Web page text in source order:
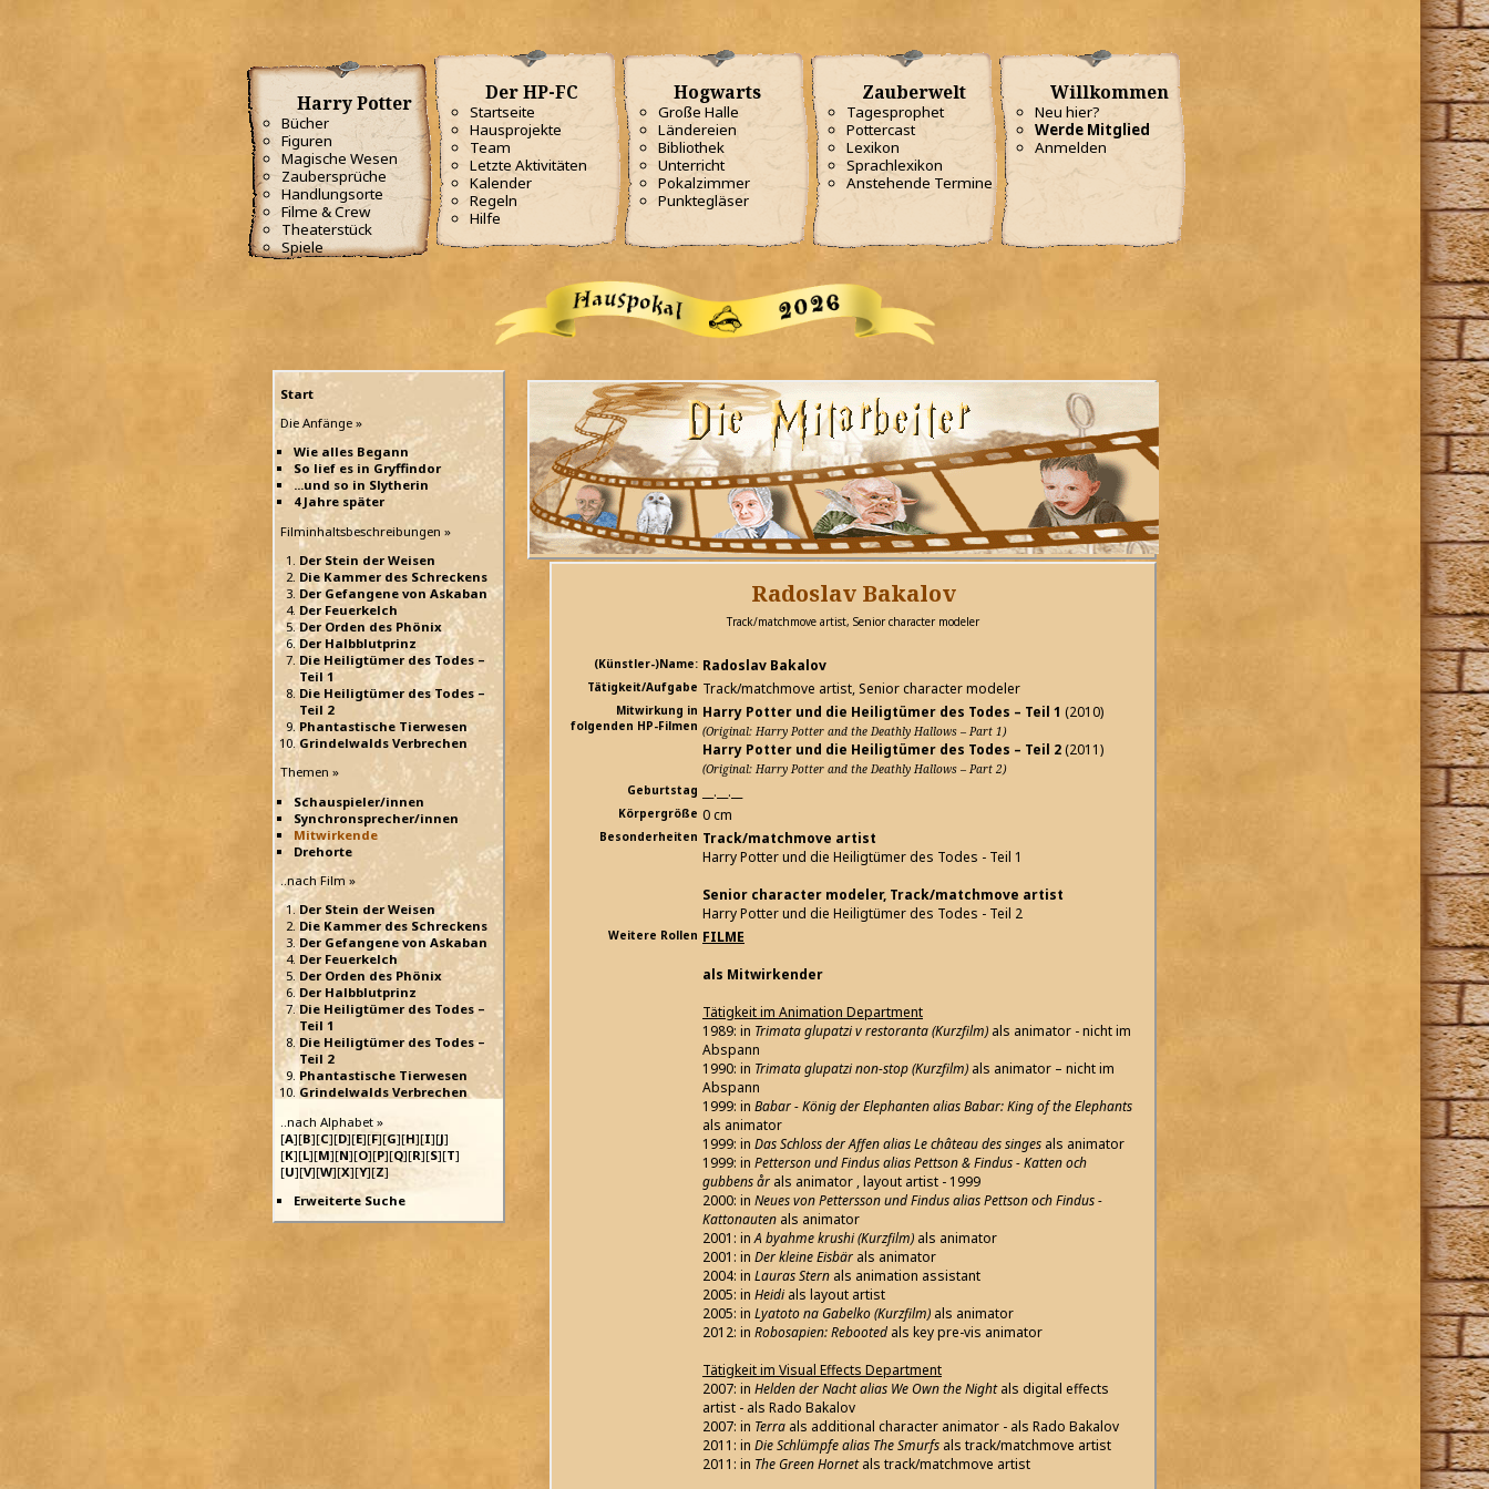
Harry Potter
Bücher
Figuren
Magische Wesen
Zaubersprüche
Handlungsorte
Filme & Crew
Theaterstück
Spiele
Der HP-FC
Startseite
Hausprojekte
Team
Letzte Aktivitäten
Kalender
Regeln
Hilfe
Hogwarts
Große Halle
Ländereien
Bibliothek
Unterricht
Pokalzimmer
Punktegläser
Zauberwelt
Tagesprophet
Pottercast
Lexikon
Sprachlexikon
Anstehende Termine
Willkommen
Neu hier?
Werde Mitglied
Anmelden
Start
Die Anfänge »
Wie alles Begann
So lief es in Gryffindor
...und so in Slytherin
4 Jahre später
Filminhaltsbeschreibungen »
Der Stein der Weisen
Die Kammer des Schreckens
Der Gefangene von Askaban
Der Feuerkelch
Der Orden des Phönix
Der Halbblutprinz
Die Heiligtümer des Todes –
Teil 1
Die Heiligtümer des Todes –
Teil 2
Phantastische Tierwesen
Grindelwalds Verbrechen
Themen »
Schauspieler/innen
Synchronsprecher/innen
Mitwirkende
Drehorte
..nach Film »
Der Stein der Weisen
Die Kammer des Schreckens
Der Gefangene von Askaban
Der Feuerkelch
Der Orden des Phönix
Der Halbblutprinz
Die Heiligtümer des Todes –
Teil 1
Die Heiligtümer des Todes –
Teil 2
Phantastische Tierwesen
Grindelwalds Verbrechen
..nach Alphabet »
[A][B][C][D][E][F][G][H][I][J]
[K][L][M][N][O][P][Q][R][S][T]
[U][V][W][X][Y][Z]
Erweiterte Suche
Radoslav Bakalov
Track/matchmove artist, Senior character modeler
(Künstler-)Name: Radoslav Bakalov
Tätigkeit/Aufgabe Track/matchmove artist, Senior character modeler
Mitwirkung in
folgenden HP-Filmen
Harry Potter und die Heiligtümer des Todes – Teil 1 (2010)
(Original: Harry Potter and the Deathly Hallows – Part 1)
Harry Potter und die Heiligtümer des Todes – Teil 2(2011)
(Original: Harry Potter and the Deathly Hallows – Part 2)
Geburtstag
__.__.__
Körpergröße 0 cm
Besonderheiten Track/matchmove artist
Harry Potter und die Heiligtümer des Todes - Teil 1
Senior character modeler, Track/matchmove artist
Harry Potter und die Heiligtümer des Todes - Teil 2
Weitere Rollen FILME
als Mitwirkender
Tätigkeit im Animation Department
1989: in Trimata glupatzi v restoranta (Kurzfilm) als animator - nicht im
Abspann
1990: in Trimata glupatzi non-stop (Kurzfilm) als animator – nicht im
Abspann
1999: in Babar - König der Elephanten alias Babar: King of the Elephants
als animator
1999: in Das Schloss der Affen alias Le château des singes als animator
1999: in Petterson und Findus alias Pettson & Findus - Katten och
gubbens år als animator , layout artist - 1999
2000: in Neues von Pettersson und Findus alias Pettson och Findus -
Kattonauten als animator
2001: inA byahme krushi (Kurzfilm) als animator
2001: in Der kleine Eisbär als animator
2004: in Lauras Stern als animation assistant
2005: in Heidi als layout artist
2005: in Lyatoto na Gabelko (Kurzfilm) als animator
2012: in Robosapien: Rebooted als key pre-vis animator
Tätigkeit im Visual Effects Department
2007: in Helden der Nacht alias We Own the Nightals digital effects
artist - als Rado Bakalov
2007: in Terra als additional character animator - als Rado Bakalov
2011: in Die Schlümpfe alias The Smurfs als track/matchmove artist
2011: in The Green Hornetals track/matchmove artist